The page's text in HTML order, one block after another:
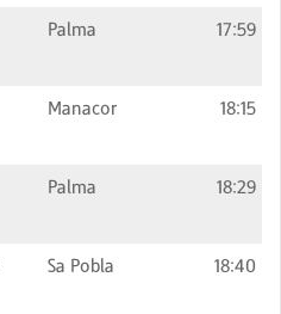
Palma 17:59
Manacor 18:15
Palma 18:29
Sa Pobla 18:40